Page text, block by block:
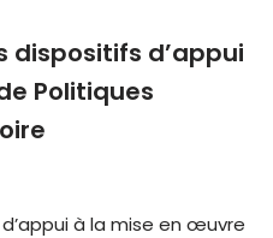
dispositifs d’appui
Politiques
à la mise en œuvre